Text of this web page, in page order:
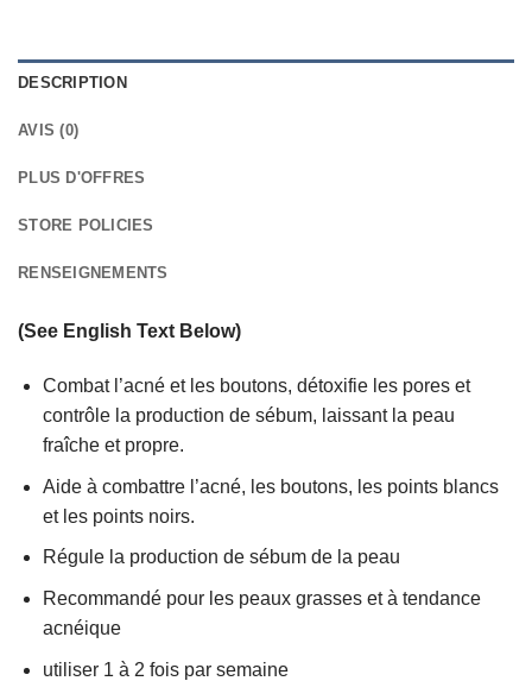
DESCRIPTION
AVIS (0)
PLUS D'OFFRES
STORE POLICIES
RENSEIGNEMENTS
(See English Text Below)
Combat l’acné et les boutons, détoxifie les pores et
contrôle la production de sébum, laissant la peau
fraîche et propre.
Aide à combattre l’acné, les boutons, les points blancs
et les points noirs.
Régule la production de sébum de la peau
Recommandé pour les peaux grasses et à tendance
acnéique
utiliser 1 à 2 fois par semaine